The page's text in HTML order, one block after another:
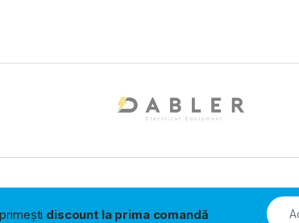
discount la prima comandă